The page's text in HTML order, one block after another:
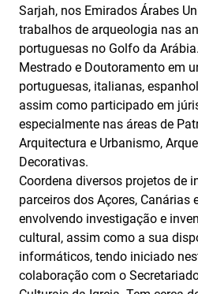
Sarjah, nos Emirados Árabes
trabalhos de arqueologia nas
portuguesas no Golfo da
Mestrado e Doutoramento em
portuguesas, italianas,
assim como participado em
especialmente nas áreas de
Arquitectura e Urbanismo,
Decorativas.
Coordena diversos projetos de
parceiros dos Açores, Canárias
envolvendo investigação e
cultural, assim como a sua
informáticos, tendo iniciado
colaboração com o